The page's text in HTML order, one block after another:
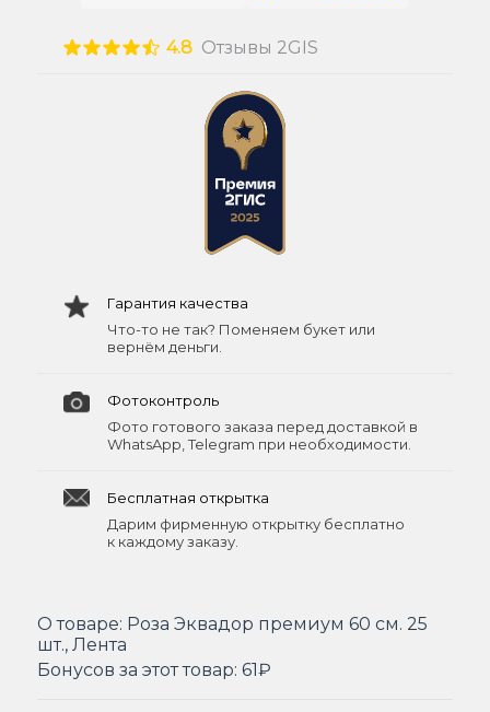
4.8 Отзывы 2GIS
Гарантия качества
Что-то не так? Поменяем букет или
вернём деньги.
Фотоконтроль
Фото готового заказа перед доставкой в
WhatsApp, Telegram при необходимости.
Бесплатная открытка
Дарим фирменную открытку бесплатно
к каждому заказу.
О товаре: Роза Эквадор премиум 60 см. 25
шт., Лента
Бонусов за этот товар: 61₽